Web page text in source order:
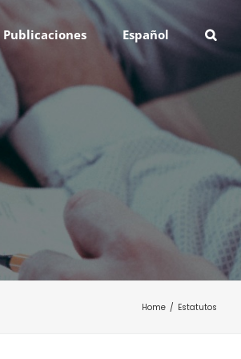
Publicaciones Español
Home / Estatutos